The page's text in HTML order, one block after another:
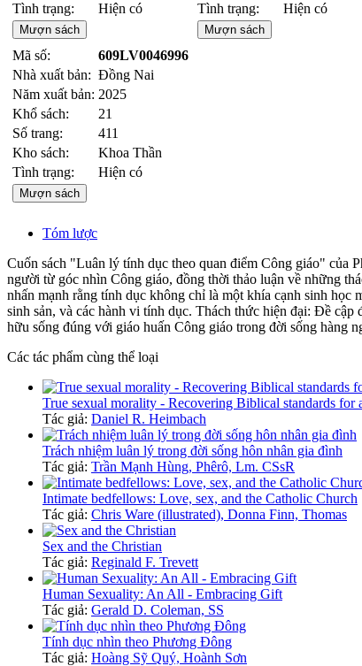
Tình trạng:
Hiện có
Mượn sách
Tình trạng:
Hiện có
Mượn sách
Mã số:
609LV0046996
Nhà xuất bản: Đồng Nai
Năm xuất bản: 2025
Khổ sách:
21
Số trang:
411
Kho sách:
Khoa Thần
Tình trạng:
Hiện có
Mượn sách
Tóm lược
Cuốn sách "Luân lý tính dục theo quan điểm Công giáo" của
người từ góc nhìn Công giáo, đồng thời thảo luận về những
nhấn mạnh rằng tính dục không chỉ là một khía cạnh sinh học
sinh sản, và các hành vi tính dục. Thách thức hiện đại: Đề
hữu sống đúng với giáo huấn Công giáo trong đời sống hàng
Các tác phẩm cùng thể loại
True sexual morality - Recovering Biblical standards for
Tác giả: Daniel R. Heimbach
Trách nhiệm luân lý trong đời sống hôn nhân gia đình
Tác giả: Trần Mạnh Hùng, Phêrô, Lm. CSsR
Intimate bedfellows: Love, sex, and the Catholic Church
Tác giả: Chris Ware (illustrated), Donna Finn, Thomas
Sex and the Christian
Tác giả: Reginald F. Trevett
Human Sexuality: An All - Embracing Gift
Tác giả: Gerald D. Coleman, SS
Tính dục nhìn theo Phương Đông
Tác giả: Hoàng Sỹ Quý, Hoành Sơn